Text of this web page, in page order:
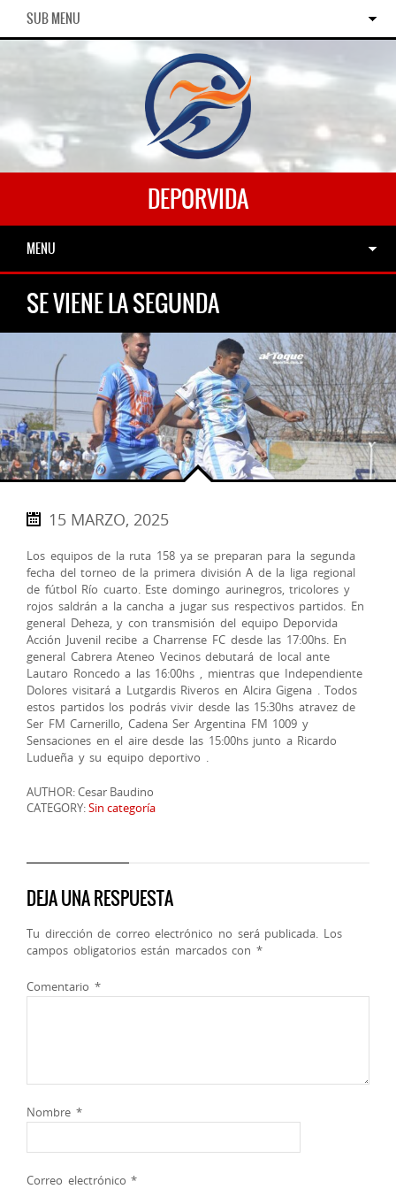
SUB MENU
DEPORVIDA
MENU
SE VIENE LA SEGUNDA
15 MARZO, 2025
Los equipos de la ruta 158 ya se preparan para la segunda
fecha del torneo de la primera división A de la liga regional
de fútbol Río cuarto. Este domingo aurinegros, tricolores y
rojos saldrán a la cancha a jugar sus respectivos partidos. En
general Deheza, y con transmisión del equipo Deporvida
Acción Juvenil recibe a Charrense FC desde las 17:00hs. En
general Cabrera Ateneo Vecinos debutará de local ante
Lautaro Roncedo a las 16:00hs , mientras que Independiente
Dolores visitará a Lutgardis Riveros en Alcira Gigena . Todos
estos partidos los podrás vivir desde las 15:30hs atravez de
Ser FM Carnerillo, Cadena Ser Argentina FM 1009 y
Sensaciones en el aire desde las 15:00hs junto a Ricardo
Ludueña y su equipo deportivo .
AUTHOR: Cesar Baudino
CATEGORY:Sin categoría
DEJA UNA RESPUESTA
Tu dirección de correo electrónico no será publicada. Los
campos obligatorios están marcados con *
Comentario *
Nombre *
Correo electrónico*